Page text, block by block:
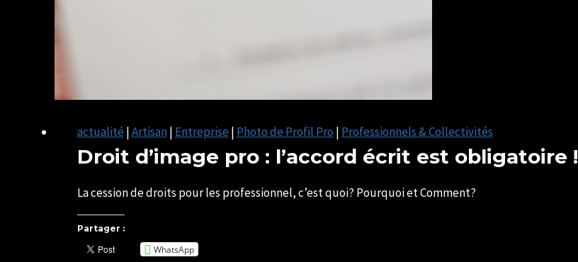
actualité |Artisan | Entreprise | Photo de Profil Pro | Professionnels & Collectivités
Droit d’image pro : l’accord écrit est obligatoire !
CHATELAIS
La cession de droits pour les professionnel, c’est quoi? Pourquoi et Comment?
Partager :
WhatsApp